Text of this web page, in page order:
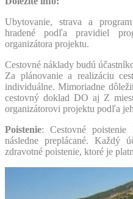
Ubytovanie, strava a program
hradené
podľa pravidiel
organizátora projektu.
Cestovné náklady budú
Za plánovanie a realizáciu
individuálne.Mimoriadne
cestovný doklad DO aj Z
organizátorovi projektu podľa
Poistenie: Cestovné poistenie
následne preplácané. Každý
zdravotné poistenie, ktoré je